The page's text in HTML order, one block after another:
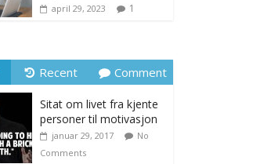
april 29, 2023 1
Recent Comment
Sitat om livet fra kjente
personer til motivasjon
januar 29, 2017
No
Comments